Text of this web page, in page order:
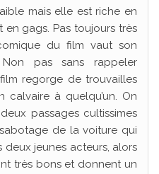
mais elle est riche en
en gags. Pas toujours très
du film vaut son
pas sans rappeler
regorge de trouvailles
calvaire à quelqu’un. On
passages cultissimes
de la voiture qui
deux jeunes acteurs, alors
très bons et donnent un